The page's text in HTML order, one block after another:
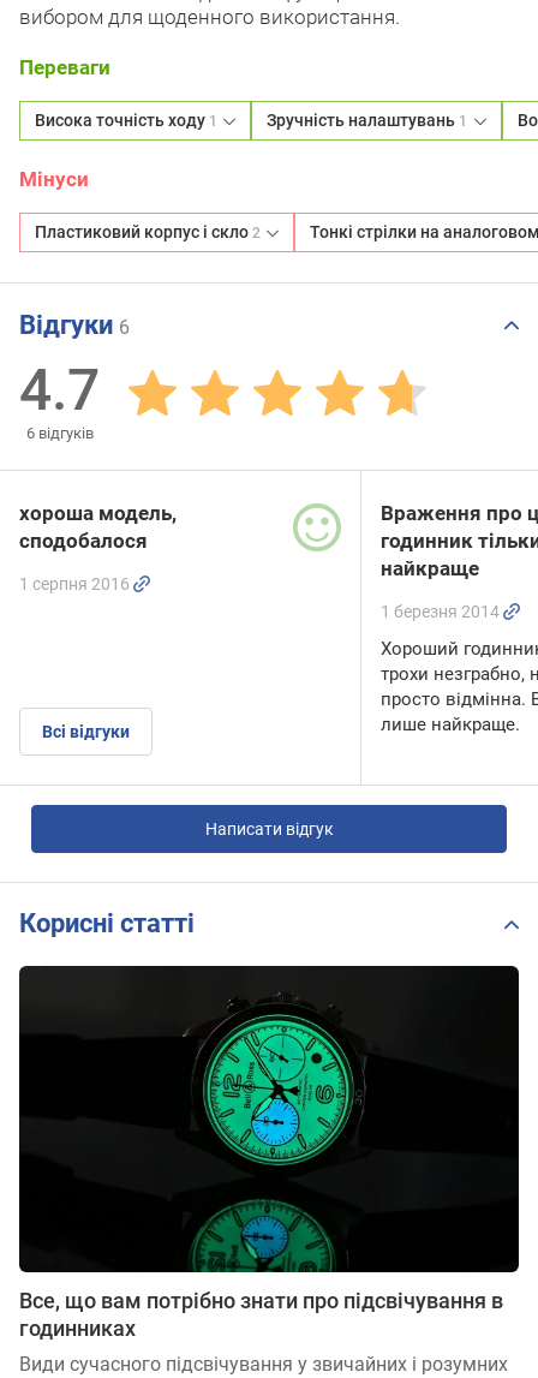
вибором для щоденного використання.
Переваги
Висока точність ходу 1 Зручність налаштувань 1
Мінуси
Пластиковий корпус і скло 2 Тонкі стрілки на
Відгуки 6
4.7
6 відгуків
хороша модель,
сподобалося
1 серпня 2016
Всі відгуки
Враження про
годинник
найкраще
1 березня 2014
Хороший
трохи незграбно,
просто
лише найкраще.
Написати відгук
Корисні статті
Все, що вам потрібно знати про підсвічування в
годинниках
Види сучасного підсвічування у звичайних і розумних